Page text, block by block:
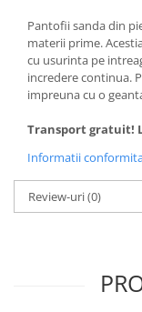
Pantofii sanda din
materii prime.
cu usurinta pe
incredere continua.
impreuna cu o
Transport gratuit!
Informatii
Review-uri(0)